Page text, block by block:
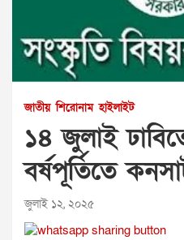
জাতীয় শিরোনাম হাইলাইট
১৪ জুলাই
বর্ষপূর্তিতে
জুলাই ১২, ২০২৫